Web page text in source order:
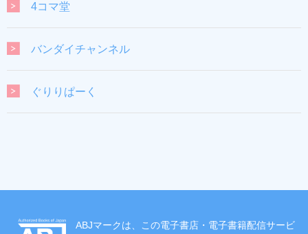
4コマ堂
バンダイチャンネル
ぐりりぱーく
ABJマークは、この電子書店・電子書籍配信サービ